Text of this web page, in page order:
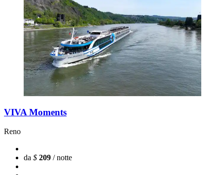
VIVA Moments
Reno
da $ 209 / notte